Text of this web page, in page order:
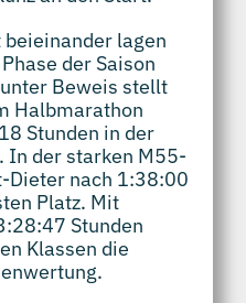
lagen
der Saison
Beweis stellt
Halbmarathon
Stunden in der
In der starken M55-
Dieter nach 1:38:00
Platz. Mit
Stunden
Klassen die